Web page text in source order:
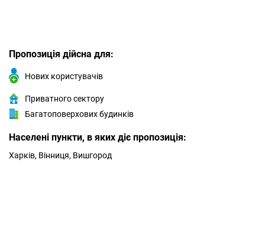
Пропозиція дійсна для:
Нових користувачів
Приватного сектору
Багатоповерхових будинків
Населені пункти, в яких діє пропозиція:
Харків, Вінниця, Вишгород